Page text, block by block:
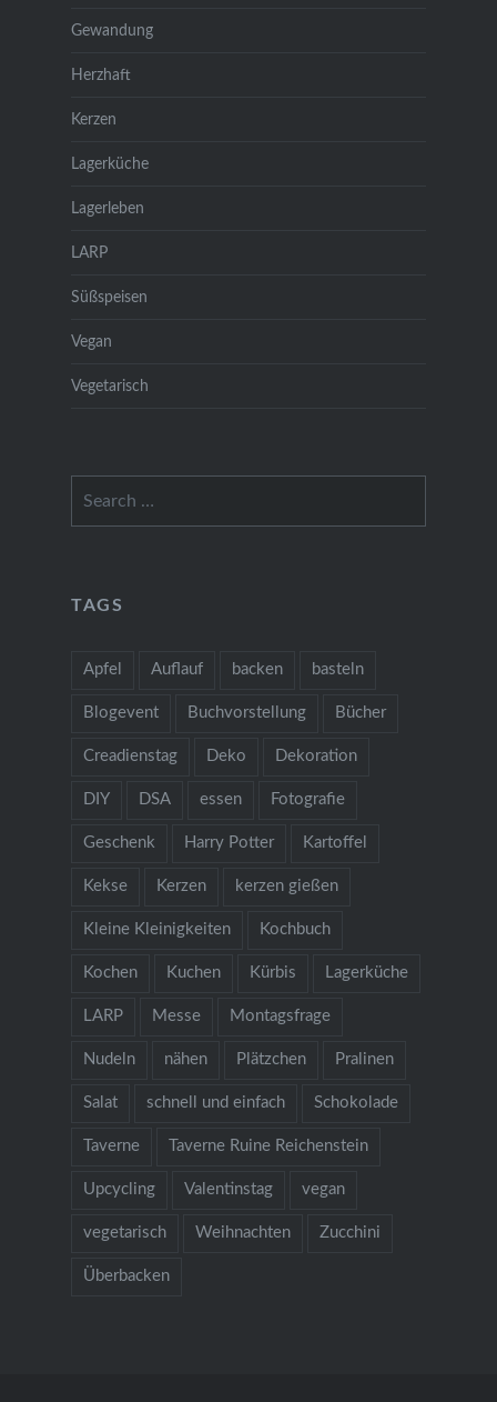
Gewandung
Herzhaft
Kerzen
Lagerküche
Lagerleben
LARP
Süßspeisen
Vegan
Vegetarisch
TAGS
Apfel Auflauf backen basteln
Blogevent Buchvorstellung Bücher
Creadienstag Deko Dekoration
DIY DSA essen Fotografie
Geschenk Harry Potter Kartoffel
Kekse Kerzen kerzen gießen
Kleine Kleinigkeiten Kochbuch
Kochen Kuchen Kürbis Lagerküche
LARP Messe Montagsfrage
Nudeln nähen Plätzchen Pralinen
Salat schnell und einfach Schokolade
Taverne Taverne Ruine Reichenstein
Upcycling Valentinstag vegan
vegetarisch Weihnachten Zucchini
Überbacken